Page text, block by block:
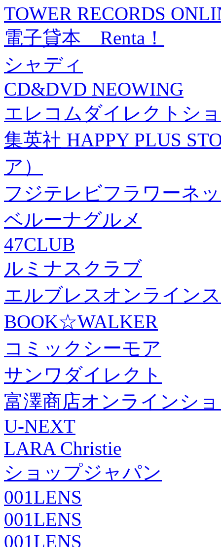
TOWER RECORDS
電子貸本 Renta！
シャディ
CD&DVD NEOWING
エレコムダイレクトシ
集英社 HAPPY PLUS
ア）
フジテレビフラワーネ
ベルーナグルメ
47CLUB
ルミナスクラブ
エルブレスオンライン
BOOK☆WALKER
コミックシーモア
サンワダイレクト
富澤商店オンラインシ
U-NEXT
LARA Christie
ショップジャパン
001LENS
001LENS
001LENS